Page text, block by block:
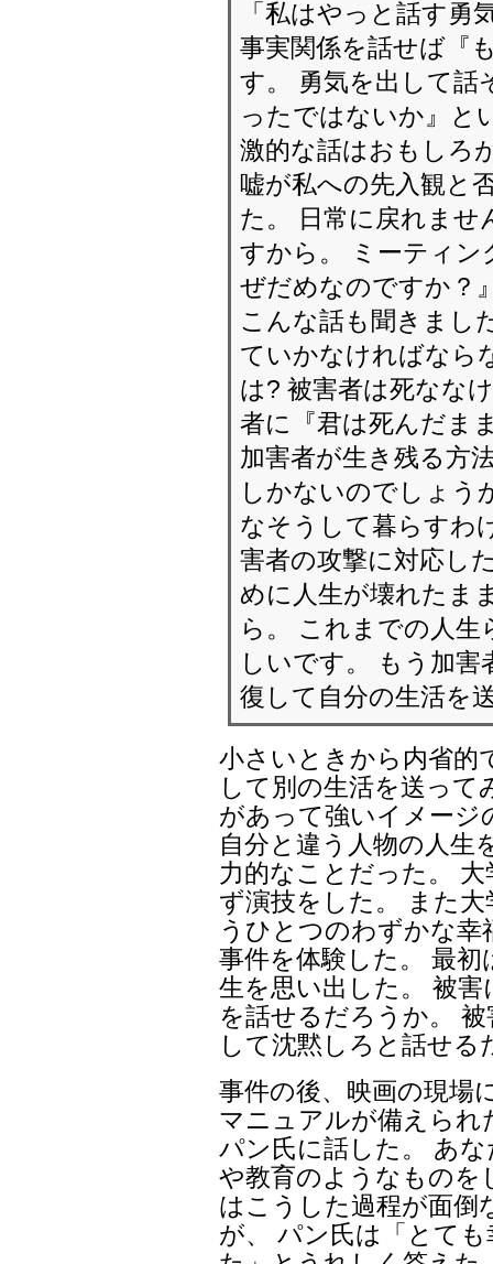
「私はやっと話す
事実関係を話せば『
す。 勇気を出して話
ったではないか』と
激的な話はおもしろ
嘘が私への先入観と
た。 日常に戻れませ
すから。 ミーティ
ぜだめなのですか？
こんな話も聞きまし
ていかなければなら
は? 被害者は死なな
者に『君は死んだま
加害者が生き残る方
しかないのでしょう
なそうして暮らすわ
害者の攻撃に対応し
めに人生が壊れたま
ら。 これまでの人
しいです。 もう加
復して自分の生活を
小さいときから内省的
して別の生活を送って
があって強いイメージ
自分と違う人物の人生
力的なことだった。
ず演技をした。 また
うひとつのわずかな
事件を体験した。 最
生を思い出した。 被
を話せるだろうか。
して沈黙しろと話せる
事件の後、映画の現場
マニュアルが備えられ
パン氏に話した。 あ
や教育のようなものを
はこうした過程が面倒
が、 パン氏は「とて